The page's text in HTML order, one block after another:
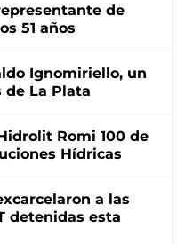
de
51 años
Ignomiriello, un
La Plata
Romi 100 de
Hídricas
a las
detenidas esta